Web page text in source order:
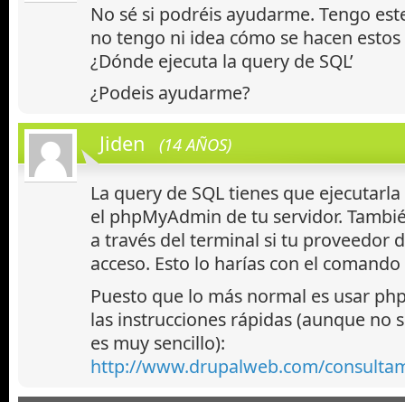
No sé si podréis ayudarme. Tengo
no tengo ni idea cómo se hacen estos
¿Dónde ejecuta la query de SQL’
¿Podeis ayudarme?
Jiden (14 AÑOS)
La query de SQL tienes que
el phpMyAdmin de tu servidor.
a través del terminal si tu proveedor
acceso. Esto lo harías con el
Puesto que lo más normal es usar
las instrucciones rápidas (aunque no
es muy sencillo):
http://www.drupalweb.com/